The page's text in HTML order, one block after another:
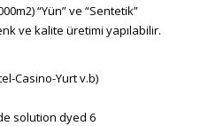
“Yün” ve “Sentetik”
ve kalite üretimi yapılabilir.
Casino-Yurt v.b)
solution dyed 6